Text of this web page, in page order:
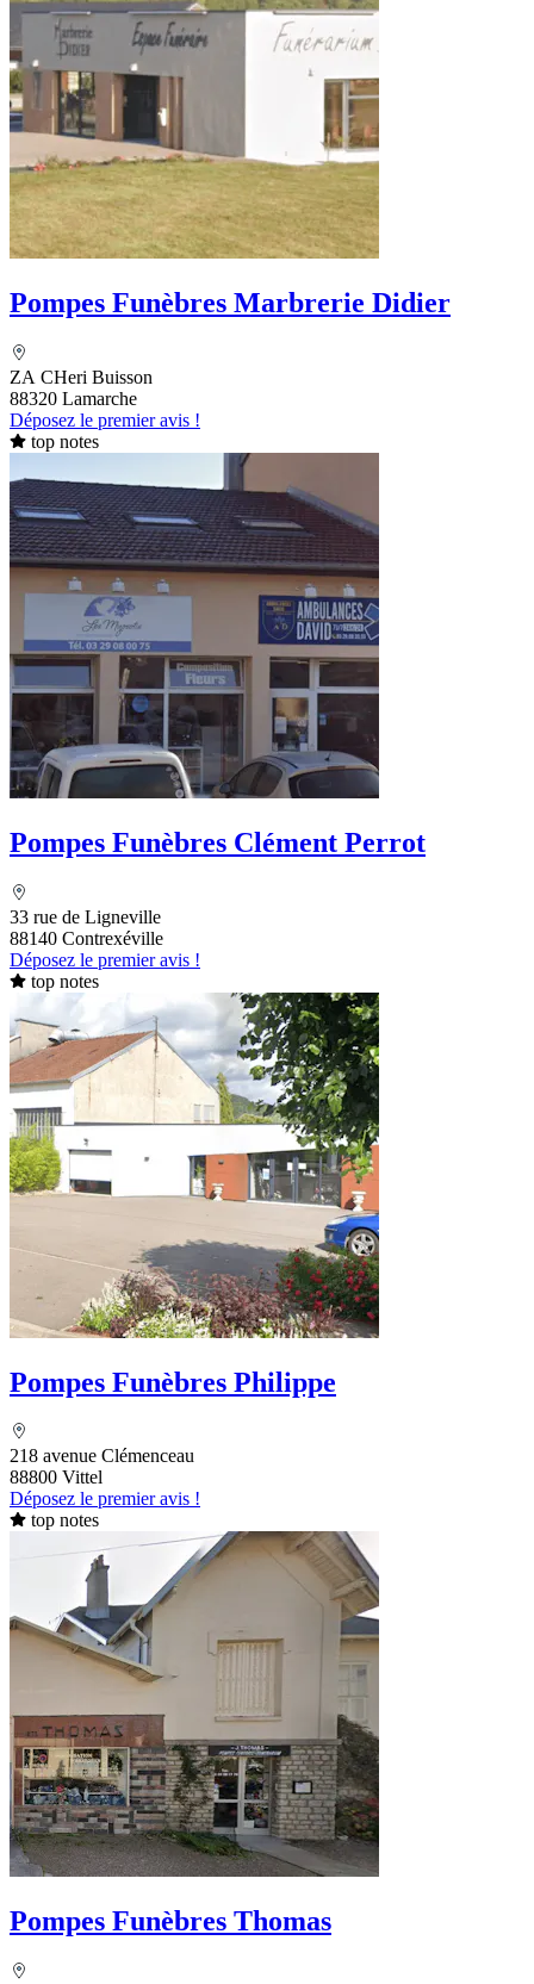
Pompes Funèbres Marbrerie Didier
ZA CHeri Buisson
88320 Lamarche
Déposez le premier avis !
top notes
Pompes Funèbres Clément Perrot
33 rue de Ligneville
88140 Contrexéville
Déposez le premier avis !
top notes
Pompes Funèbres Philippe
218 avenue Clémenceau
88800 Vittel
Déposez le premier avis !
top notes
Pompes Funèbres Thomas